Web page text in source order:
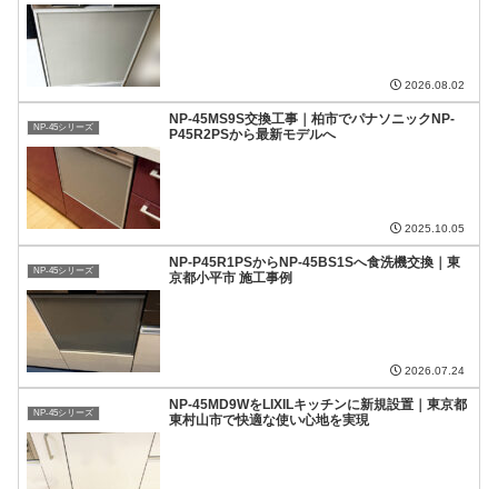
2026.08.02
NP-45シリーズ
NP-45MS9S交換工事｜柏市でパナソニックNP-
P45R2PSから最新モデルへ
2025.10.05
NP-45シリーズ
NP-P45R1PSからNP-45BS1Sへ食洗機交換｜東
京都小平市 施工事例
2026.07.24
NP-45シリーズ
NP-45MD9WをLIXILキッチンに新規設置｜東京都
東村山市で快適な使い心地を実現